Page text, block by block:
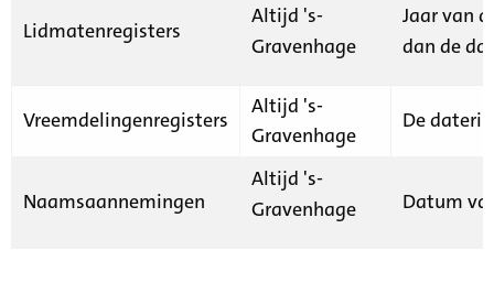
Lidmatenregisters
Altijd 's-
Gravenhage
Jaar van
dan de
Vreemdelingenregisters
Altijd 's-
Gravenhage
De
Naamsaannemingen
Altijd 's-
Gravenhage
Datum